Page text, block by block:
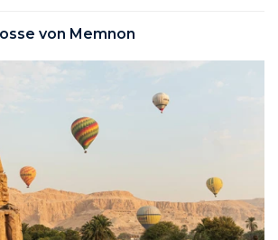
von Memnon